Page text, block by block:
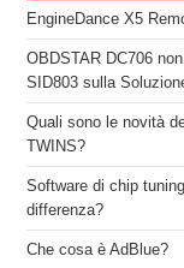
EngineDance X5
OBDSTAR DC706
SID803 sulla
Quali sono le novità
TWINS?
Software di chip
differenza?
Che cosa è AdBlue?